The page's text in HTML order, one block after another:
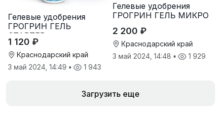
Гелевые удобрения
ГРОГРИН ГЕЛЬ
СТАРТЕР
1 120 ₽
Краснодарский край
3 май 2024, 14:49 • 1 943
Гелевые удобрения
ГРОГРИН ГЕЛЬ МИКРО
2 200 ₽
Краснодарский край
3 май 2024, 14:48 • 1 929
Загрузить еще